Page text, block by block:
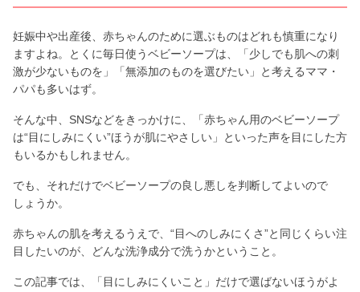
妊娠中や出産後、赤ちゃんのために選ぶものはどれも慎重になり
ますよね。とくに毎日使うベビーソープは、「少しでも肌への刺
激が少ないものを」「無添加のものを選びたい」と考えるママ・
パパも多いはず。
そんな中、SNSなどをきっかけに、「赤ちゃん用のベビーソープ
は“目にしみにくい”ほうが肌にやさしい」といった声を目にした方
もいるかもしれません。
でも、それだけでベビーソープの良し悪しを判断してよいので
しょうか。
赤ちゃんの肌を考えるうえで、“目へのしみにくさ”と同じくらい注
目したいのが、どんな洗浄成分で洗うかということ。
この記事では、「目にしみにくいこと」だけで選ばないほうがよ